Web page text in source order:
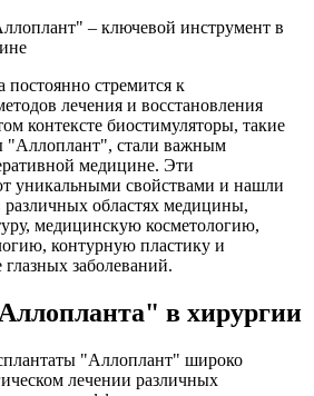
– ключевой инструмент в
стремится к
лечения и восстановления
контексте биостимуляторы, такие
"Аллоплант", стали важным
медицине. Эти
уникальными свойствами и нашли
областях медицины,
медицинскую косметологию,
контурную пластику и
заболеваний.
в хирургии
"Аллоплант" широко
лечении различных